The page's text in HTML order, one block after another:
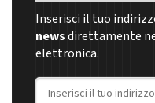
Inserisci il tuo
newsdirettamente
elettronica.
Indirizzo email